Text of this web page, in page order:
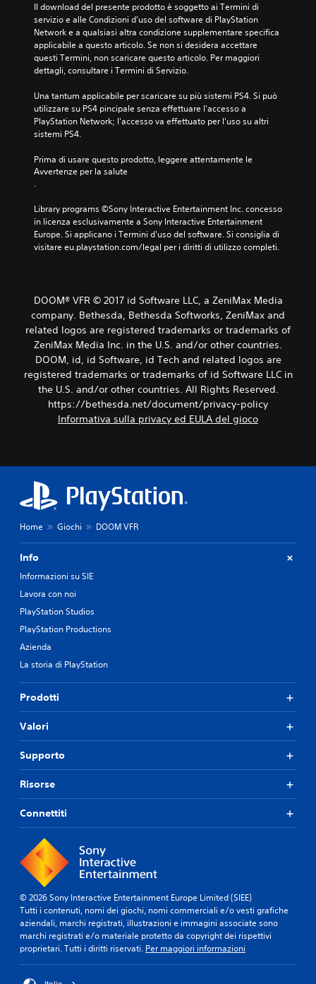
Il download del presente prodotto è soggetto ai Termini di
servizio e alle Condizioni d'uso del software di PlayStation
Network e a qualsiasi altra condizione supplementare specifica
applicabile a questo articolo. Se non si desidera accettare
questi Termini, non scaricare questo articolo. Per maggiori
dettagli, consultare i Termini di Servizio.
Una tantum applicabile per scaricare su più sistemi PS4. Si può
utilizzare su PS4 pincipale senza effettuare l'accesso a
PlayStation Network; l'accesso va effettuato per l'uso su altri
sistemi PS4.
Prima di usare questo prodotto, leggere attentamente le
Avvertenze per la salute
.
Library programs ©Sony Interactive Entertainment Inc. concesso
in licenza esclusivamente a Sony Interactive Entertainment
Europe. Si applicano i Termini d'uso del software. Si consiglia di
visitare eu.playstation.com/legal per i diritti di utilizzo completi.
DOOM® VFR © 2017 id Software LLC, a ZeniMax Media
company. Bethesda, Bethesda Softworks, ZeniMax and
related logos are registered trademarks or trademarks of
ZeniMax Media Inc. in the U.S. and/or other countries.
DOOM, id, id Software, id Tech and related logos are
registered trademarks or trademarks of id Software LLC in
the U.S. and/or other countries. All Rights Reserved.
https://bethesda.net/document/privacy-policy
Informativa sulla privacy ed EULA del gioco
Home Giochi DOOM VFR
Info
Informazioni su SIE
Lavora con noi
PlayStation Studios
PlayStation Productions
Azienda
La storia di PlayStation
Prodotti
Valori
Supporto
Risorse
Connettiti
© 2026 Sony Interactive Entertainment Europe Limited (SIEE)
Tutti i contenuti, nomi dei giochi, nomi commerciali e/o vesti grafiche
aziendali, marchi registrati, illustrazioni e immagini associate sono
marchi registrati e/o materiale protetto da copyright dei rispettivi
proprietari. Tutti i diritti riservati. Per maggiori informazioni